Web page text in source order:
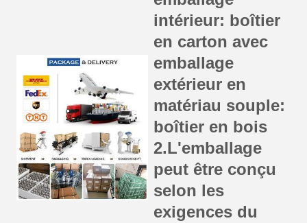
intérieur: boîtier
en carton avec
emballage
extérieur en
matériau souple:
boîtier en bois
2.L'emballage
peut être conçu
selon les
exigences du